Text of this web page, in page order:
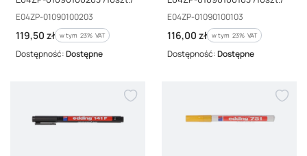
Kod producenta
E04ZP-01090100203
Cena brutto
119,50 zł w tym %s VAT
w tym 23% VAT
Dostępność:Dostępne
Kod producenta
E04ZP-01090100103
Cena brutto
116,00 zł w tym %s VAT
w tym 23% VAT
Dostępność:Dostępne